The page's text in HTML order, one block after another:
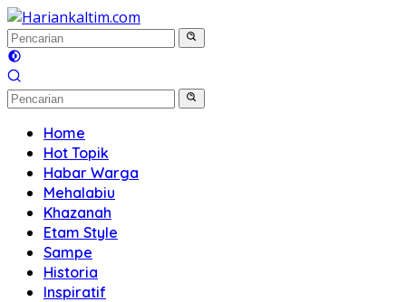
Langsung
ke
konten
Home
Hot Topik
Habar Warga
Mehalabiu
Khazanah
Etam Style
Sampe
Historia
Inspiratif